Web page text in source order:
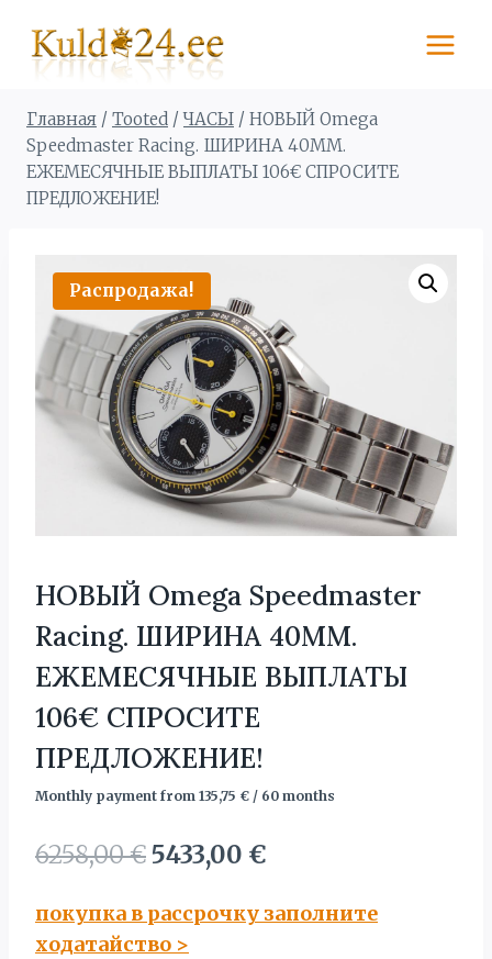
содержимому
Главная / Tooted / ЧАСЫ / НОВЫЙ Omega
Speedmaster Racing. ШИРИНА 40MM.
ЕЖЕМЕСЯЧНЫЕ ВЫПЛАТЫ 106€ СПРОСИТЕ
ПРЕДЛОЖЕНИЕ!
Распродажа!
НОВЫЙ Omega Speedmaster
Racing. ШИРИНА 40MM.
ЕЖЕМЕСЯЧНЫЕ ВЫПЛАТЫ
106€ СПРОСИТЕ
ПРЕДЛОЖЕНИЕ!
Monthly payment from 135,75 € / 60 months
6258,00€ Первоначальная
составляла
5433,00 €
5433,00 €.
покупка в рассрочку заполните
ходатайство >